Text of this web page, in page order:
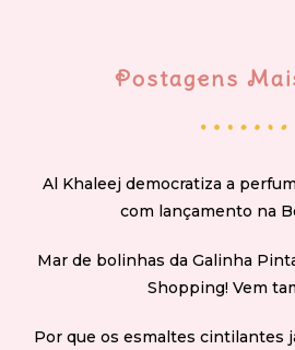
Postagens
Al Khaleej democratiza a
com lançamento na
Mar de bolinhas da Galinha
Shopping! Vem
Por que os esmaltes cintilantes